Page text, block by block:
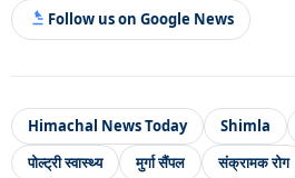
Follow us on Google News
Himachal News Today Shimla
पोल्ट्री स्वास्थ्य
मुर्गा सैंपल संक्रामक रोग